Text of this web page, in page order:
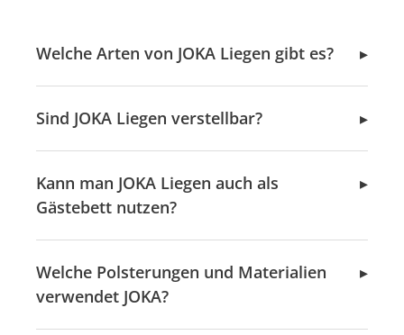
Welche Arten von JOKA Liegen gibt es?
Sind JOKA Liegen verstellbar?
Kann man JOKA Liegen auch als
Gästebett nutzen?
Welche Polsterungen und Materialien
verwendet JOKA?